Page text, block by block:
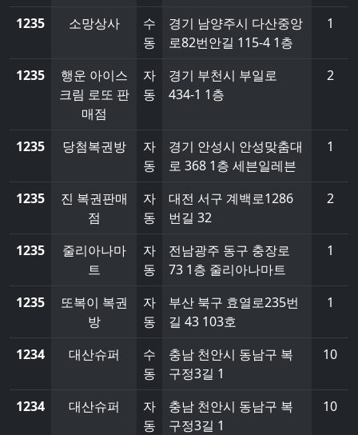
1235 소망상사
수
동
경기 남양주시 다산중앙
로82번안길 115-4 1층
1
1235
행운 아이스
크림 로또 판
매점
자
동
경기 부천시 부일로
434-1 1층
2
1235 당첨복권방
자
동
경기 안성시 안성맞춤대
로 368 1층 세븐일레븐
1
1235
진 복권판매
점
자
동
대전 서구 계백로1286
번길 32
2
1235
줄리아나마
트
자
동
전남광주 동구 충장로
73 1층 줄리아나마트
1
1235
또복이 복권
방
자
동
부산 북구 효열로235번
길 43 103호
1
1234 대산슈퍼
수
동
충남 천안시 동남구 복
구정3길 1
10
1234 대산슈퍼
자
동
충남 천안시 동남구 복
구정3길 1
10